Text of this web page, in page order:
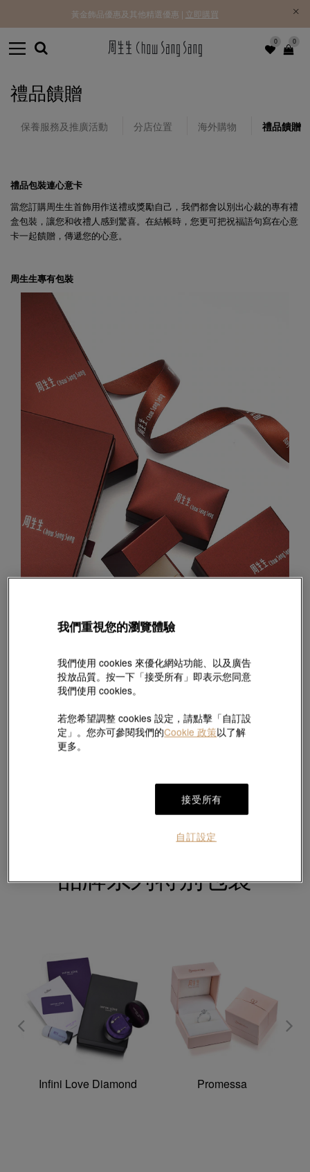
0 0
黃金飾品優惠及其他精選優惠 | 立即購買
禮品饋贈
保養服務及推廣活動 分店位置 海外購物 禮品饋贈
禮品包裝連心意卡
當您訂購周生生首飾用作送禮或獎勵自己，我們都會以別出心裁的專有禮
盒包裝，讓您和收禮人感到驚喜。在結帳時，您更可把祝福語句寫在心意
卡一起饋贈，傳遞您的心意。
周生生專有包裝
目前，我們不支援單一訂單寄送到多個不同的地址，如您送出的禮品需寄
到不同的地方，請訂購時逐一分開地址下單。
如您與收禮人並非處於同一國家，請在購物前揀選「配送目的地」，例如
品牌系列特別包裝
Infini Love Diamond Promessa
我們重視您的瀏覽體驗
我們使用 cookies 來優化網站功能、以及廣告
投放品質。按一下「接受所有」即表示您同意
我們使用 cookies。
若您希望調整 cookies 設定，請點擊「自訂設
定」。您亦可參閱我們的Cookie 政策以了解
更多。
接受所有
自訂設定